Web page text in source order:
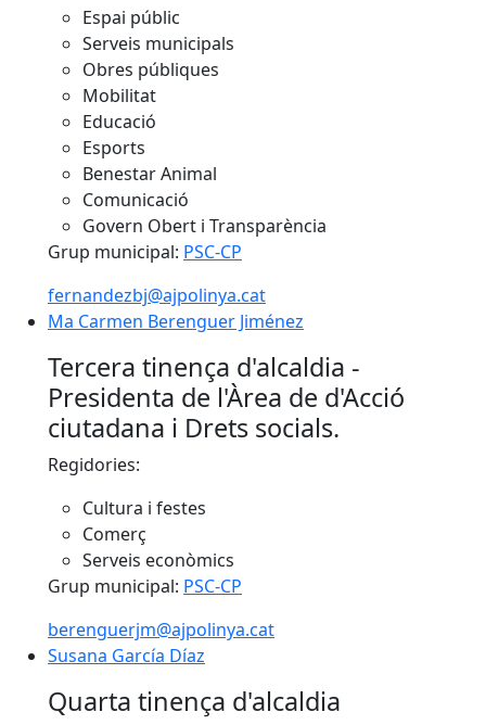
Espai públic
Serveis municipals
Obres públiques
Mobilitat
Educació
Esports
Benestar Animal
Comunicació
Govern Obert i Transparència
Grup municipal: PSC-CP
fernandezbj@ajpolinya.cat
Ma Carmen Berenguer Jiménez
Ma Carmen Berenguer Jiménez
Tercera tinença d'alcaldia -
Presidenta de l'Àrea de d'Acció
ciutadana i Drets socials.
Regidories:
Cultura i festes
Comerç
Serveis econòmics
Grup municipal: PSC-CP
berenguerjm@ajpolinya.cat
Susana García Díaz
Susana García Díaz
Quarta tinença d'alcaldia